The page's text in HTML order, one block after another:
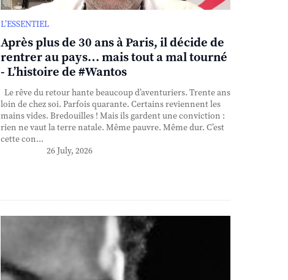
L’ESSENTIEL
Après plus de 30 ans à Paris, il décide de
rentrer au pays… mais tout a mal tourné
- L’histoire de #Wantos
Le rêve du retour hante beaucoup d’aventuriers. Trente ans
loin de chez soi. Parfois quarante. Certains reviennent les
mains vides. Bredouilles ! Mais ils gardent une conviction :
rien ne vaut la terre natale. Même pauvre. Même dur. C’est
cette con...
26 July, 2026